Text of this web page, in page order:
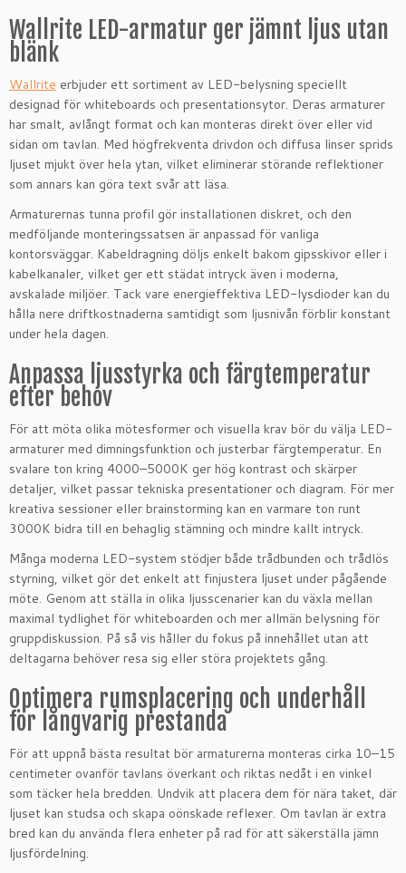
Wallrite LED-armatur ger jämnt ljus utan
blänk
Wallrite erbjuder ett sortiment av LED-belysning speciellt
designad för whiteboards och presentationsytor. Deras armaturer
har smalt, avlångt format och kan monteras direkt över eller vid
sidan om tavlan. Med högfrekventa drivdon och diffusa linser sprids
ljuset mjukt över hela ytan, vilket eliminerar störande reflektioner
som annars kan göra text svår att läsa.
Armaturernas tunna profil gör installationen diskret, och den
medföljande monteringssatsen är anpassad för vanliga
kontorsväggar. Kabeldragning döljs enkelt bakom gipsskivor eller i
kabelkanaler, vilket ger ett städat intryck även i moderna,
avskalade miljöer. Tack vare energieffektiva LED-lysdioder kan du
hålla nere driftkostnaderna samtidigt som ljusnivån förblir konstant
under hela dagen.
Anpassa ljusstyrka och färgtemperatur
efter behov
För att möta olika mötesformer och visuella krav bör du välja LED-
armaturer med dimningsfunktion och justerbar färgtemperatur. En
svalare ton kring 4000–5000K ger hög kontrast och skärper
detaljer, vilket passar tekniska presentationer och diagram. För mer
kreativa sessioner eller brainstorming kan en varmare ton runt
3000K bidra till en behaglig stämning och mindre kallt intryck.
Många moderna LED-system stödjer både trådbunden och trådlös
styrning, vilket gör det enkelt att finjustera ljuset under pågående
möte. Genom att ställa in olika ljusscenarier kan du växla mellan
maximal tydlighet för whiteboarden och mer allmän belysning för
gruppdiskussion. På så vis håller du fokus på innehållet utan att
deltagarna behöver resa sig eller störa projektets gång.
Optimera rumsplacering och underhåll
för långvarig prestanda
För att uppnå bästa resultat bör armaturerna monteras cirka 10–15
centimeter ovanför tavlans överkant och riktas nedåt i en vinkel
som täcker hela bredden. Undvik att placera dem för nära taket, där
ljuset kan studsa och skapa oönskade reflexer. Om tavlan är extra
bred kan du använda flera enheter på rad för att säkerställa jämn
ljusfördelning.